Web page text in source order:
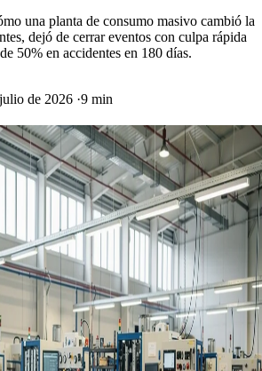
una planta de consumo masivo cambió la
dejó de cerrar eventos con culpa rápida
50% en accidentes en 180 días.
de 2026 ·9 min